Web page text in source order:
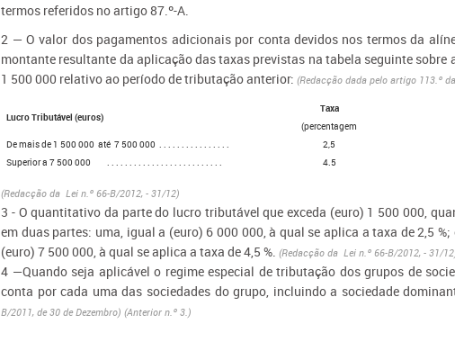
termos referidos no artigo 87.º-A.
2 — O valor dos pagamentos adicionais por conta devidos nos termos da
montante resultante da aplicação das taxas previstas na tabela seguinte
1 500 000 relativo ao período de tributação anterior:(Redacção dada pelo artigo 113.º
Lucro Tributável (euros)
Taxa
(percentagem
De mais de 1 500 000 até 7 500 000 . . . . . . . . . . . . . . . .
2,5
Superior a 7 500 000 . . . . . . . . . . . . . . . . . . . . . . . . . .
4.5
(Redacção da Lei n.º 66-B/2012, - 31/12)
3 - O quantitativo da parte do lucro tributável que exceda (euro) 1 500 000,
em duas partes: uma, igual a (euro) 6 000 000, à qual se aplica a taxa de 2,5
(euro) 7 500 000, à qual se aplica a taxa de 4,5 %.(Redacção da Lei n.º 66-B/2012, - 31/
4 —Quando seja aplicável o regime especial de tributação dos grupos de
conta por cada uma das sociedades do grupo, incluindo a sociedade
B/2011, de 30 de Dezembro) (Anterior n.º 3.)